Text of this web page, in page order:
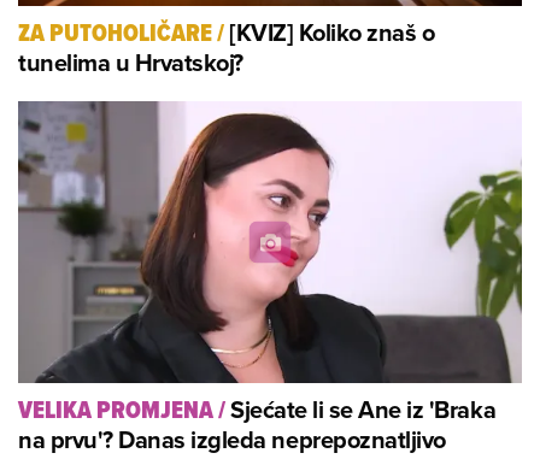
ZA PUTOHOLIČARE/[KVIZ] Koliko znaš o
tunelima u Hrvatskoj?
VELIKA PROMJENA/Sjećate li se Ane iz 'Braka
na prvu'? Danas izgleda neprepoznatljivo